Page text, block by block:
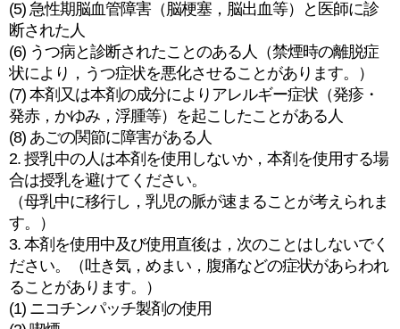
(5) 急性期脳血管障害（脳梗塞，脳出血等）と医師に診
断された人
(6) うつ病と診断されたことのある人（禁煙時の離脱症
状により，うつ症状を悪化させることがあります。）
(7) 本剤又は本剤の成分によりアレルギー症状（発疹・
発赤，かゆみ，浮腫等）を起こしたことがある人
(8) あごの関節に障害がある人
2. 授乳中の人は本剤を使用しないか，本剤を使用する場
合は授乳を避けてください。
（母乳中に移行し，乳児の脈が速まることが考えられま
す。）
3. 本剤を使用中及び使用直後は，次のことはしないでく
ださい。（吐き気，めまい，腹痛などの症状があらわれ
ることがあります。）
(1) ニコチンパッチ製剤の使用